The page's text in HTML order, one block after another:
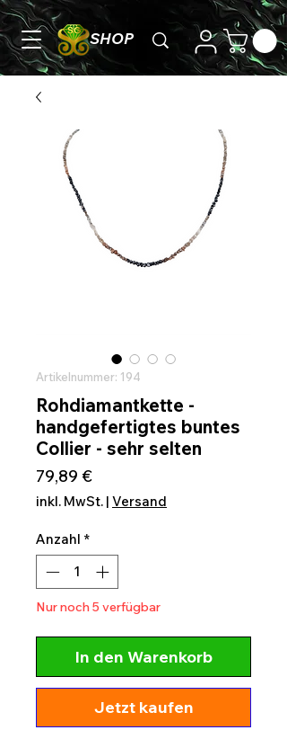
SHOP
Artikelnummer: 194
Rohdiamantkette -
handgefertigtes buntes
Collier - sehr selten
79,89 €Preis
inkl. MwSt. | Versand
Anzahl *
Nur noch 5 verfügbar
In den Warenkorb
Jetzt kaufen